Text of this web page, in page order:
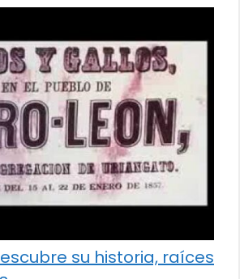
su historia, raíces